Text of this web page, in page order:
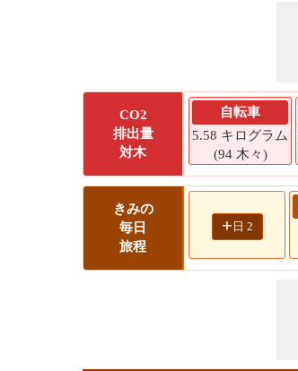
CO2
排出量
対木
自転車
5.58 キログラム
(94 木々)
きみの
毎日
旅程
+ 日 2